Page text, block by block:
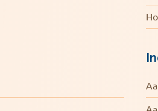
op een plek met een verhaal.